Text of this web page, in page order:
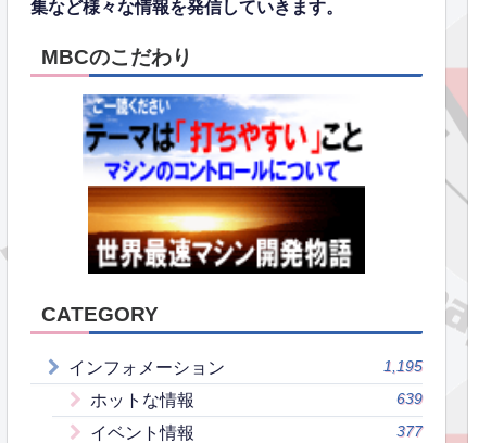
集など様々な情報を発信していきます。
MBCのこだわり
CATEGORY
インフォメーション 1,195
ホットな情報 639
イベント情報 377